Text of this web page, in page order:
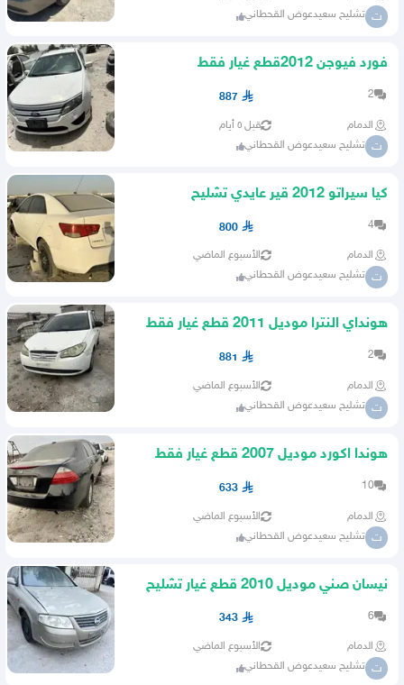
ت تشليح سعيدعوض القحطاني
فورد فيوجن 2012قطع غيار فقط
2
887
الدمام قبل ٥ أيام
ت تشليح سعيدعوض القحطاني
كيا سيراتو 2012 قير عايدي تشليح
4
800
الدمام الأسبوع الماضي
ت تشليح سعيدعوض القحطاني
هونداي النترا موديل 2011 قطع غيار فقط
2
881
الدمام الأسبوع الماضي
ت تشليح سعيدعوض القحطاني
هوندا اكورد موديل 2007 قطع غيار فقط
10
633
الدمام الأسبوع الماضي
ت تشليح سعيدعوض القحطاني
نيسان صني موديل 2010 قطع غيار تشليح
6
343
الدمام الأسبوع الماضي
ت تشليح سعيدعوض القحطاني